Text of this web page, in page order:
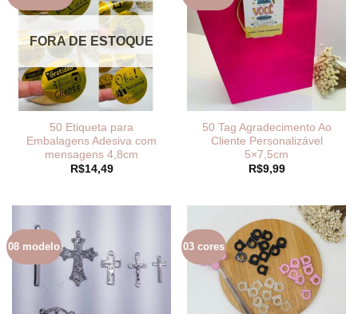
FORA DE ESTOQUE
50 Etiqueta para
Embalagens Adesiva com
mensagens 4,8cm
R$14,49
50 Tag Agradecimento Ao
Cliente Personalizável
5×7,5cm
R$9,99
08 modelo 03 cores